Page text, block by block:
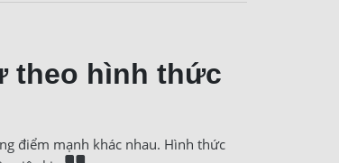
theo hình thức
điểm mạnh khác nhau. Hình thức